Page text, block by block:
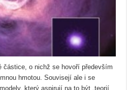
částice, o nichž se hovoří především
hmotou. Souvisejí ale i se
který aspirují na to být „teorií